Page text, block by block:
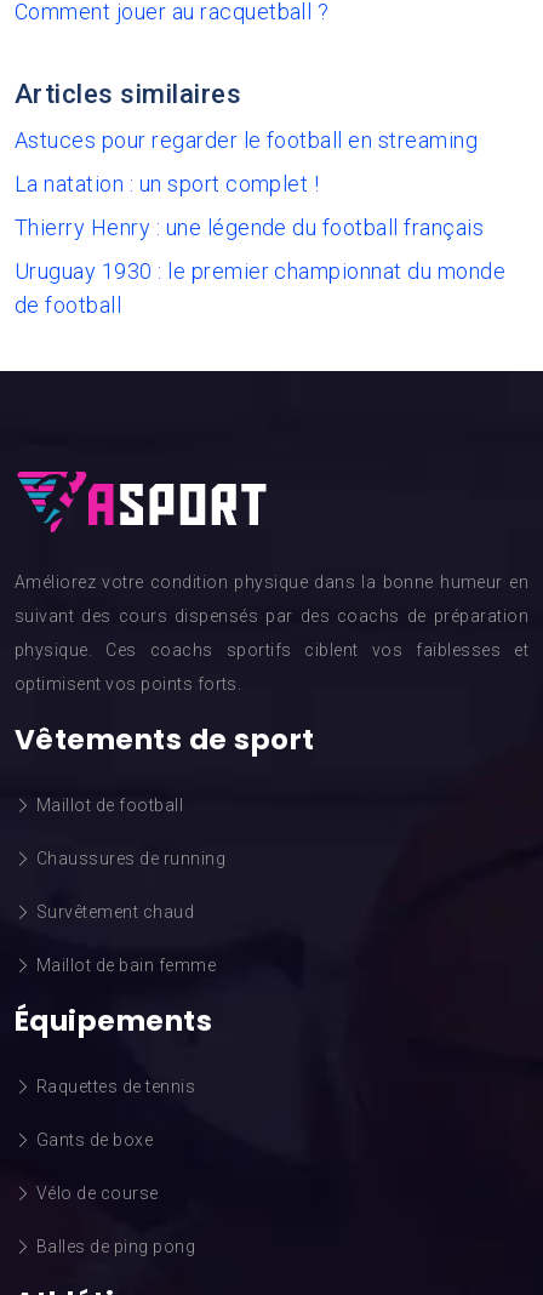
Comment jouer au racquetball ?
Articles similaires
Astuces pour regarder le football en streaming
La natation : un sport complet !
Thierry Henry : une légende du football français
Uruguay 1930 : le premier championnat du monde
de football
Améliorez votre condition physique dans la bonne humeur en
suivant des cours dispensés par des coachs de préparation
physique. Ces coachs sportifs ciblent vos faiblesses et
optimisent vos points forts.
Vêtements de sport
Maillot de football
Chaussures de running
Survêtement chaud
Maillot de bain femme
Équipements
Raquettes de tennis
Gants de boxe
Vélo de course
Balles de ping pong